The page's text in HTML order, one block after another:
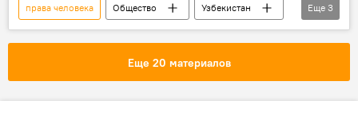
права человека Общество
Узбекистан
ООН
верховный комиссар визит
Еще 3
Еще 20 материалов